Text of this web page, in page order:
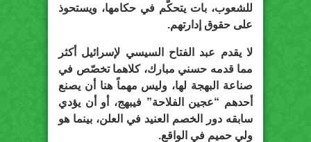
للشعوب، بات يتحكّم في حكامها، ويستحوذ
على حقوق إدارتهم.
لا يقدم عبد الفتاح السيسي لإسرائيل أكثر
مما قدمه حسني مبارك، كلاهما تخصّص في
صناعة البهجة لها، وليس مهماً هنا أن يصنع
أحدهم “عجين الفلاحة” فيبهج، أو أن يؤدي
سابقه دور الخصم العنيد في العلن، بينما هو
ولي حميم في الواقع.